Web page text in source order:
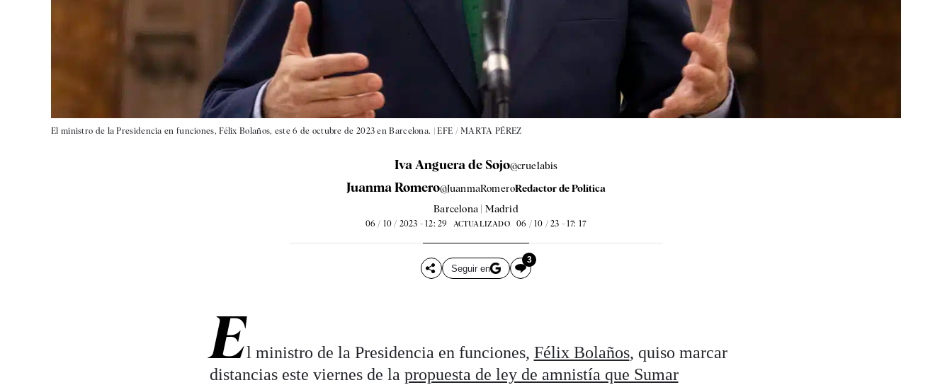
El ministro de la Presidencia en funciones, Félix Bolaños, este 6 de octubre de 2023 en Barcelona. |EFE / MARTA PÉREZ
Iva Anguera de Sojo@cruelabis
Juanma Romero Redactor de Política
@JuanmaRomero
Barcelona | Madrid
06 / 10 / 2023 - 12: 29 ACTUALIZADO 06 / 10 / 23 - 17: 17
Seguir en
3
El ministro de la Presidencia en funciones, Félix Bolaños, quiso marcar
distancias este viernes de la propuesta de ley de amnistía que Sumar